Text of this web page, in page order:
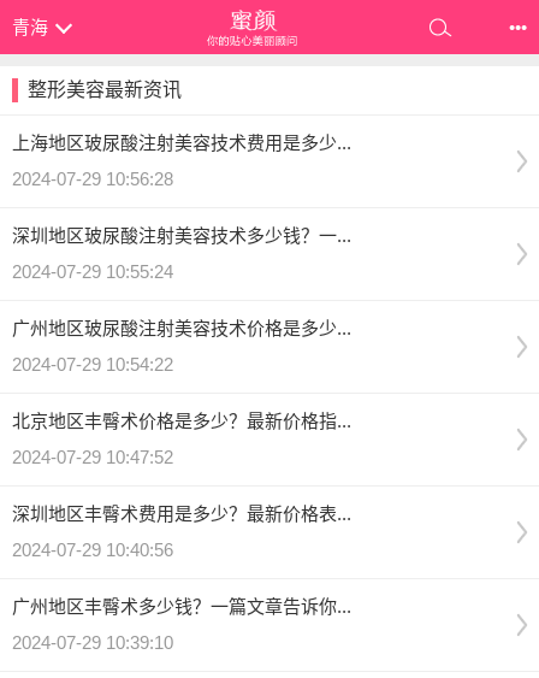
青海 •••
整形美容最新资讯
上海地区玻尿酸注射美容技术费用是多少...
2024-07-29 10:56:28
深圳地区玻尿酸注射美容技术多少钱？一...
2024-07-29 10:55:24
广州地区玻尿酸注射美容技术价格是多少...
2024-07-29 10:54:22
北京地区丰臀术价格是多少？最新价格指...
2024-07-29 10:47:52
深圳地区丰臀术费用是多少？最新价格表...
2024-07-29 10:40:56
广州地区丰臀术多少钱？一篇文章告诉你...
2024-07-29 10:39:10